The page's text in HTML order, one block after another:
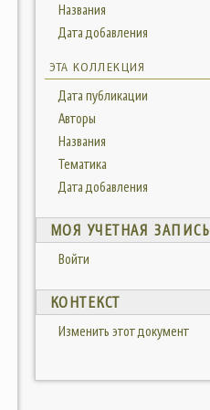
Названия
Дата добавления
ЭТА КОЛЛЕКЦИЯ
Дата публикации
Авторы
Названия
Тематика
Дата добавления
МОЯ УЧЕТНАЯ ЗАПИСЬ
Войти
КОНТЕКСТ
Изменить этот документ